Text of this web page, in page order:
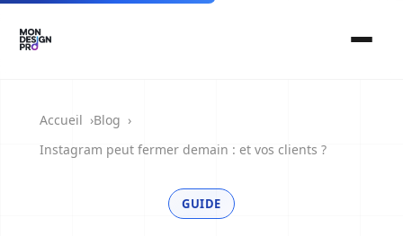
Accueil
Blog
Instagram peut fermer demain : et vos clients ?
GUIDE